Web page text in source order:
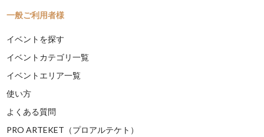
一般ご利用者様
イベントを探す
イベントカテゴリ一覧
イベントエリア一覧
使い方
よくある質問
PRO ARTEKET（プロアルテケト）